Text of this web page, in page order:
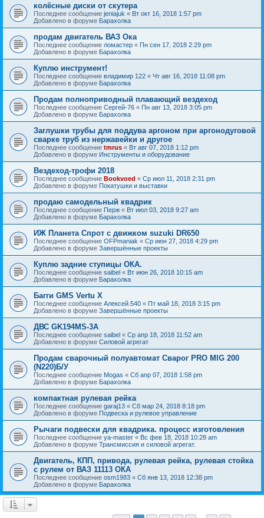
колёсные диски от скутера
Последнее сообщение jeniajuk « Вт окт 16, 2018 1:57 pm
Добавлено в форуме Барахолка
продам двигатель ВАЗ Ока
Последнее сообщение ломастер « Пн сен 17, 2018 2:29 pm
Добавлено в форуме Барахолка
Куплю инструмент!
Последнее сообщение владимир 122 « Чт авг 16, 2018 11:08 pm
Добавлено в форуме Барахолка
Продам полноприводный плавающий вездеход
Последнее сообщение Сергей-76 « Пн авг 13, 2018 3:05 pm
Добавлено в форуме Барахолка
Заглушки трубы для поддува аргоном при аргонодуговой
сварке труб из нержавейки и другое
Последнее сообщение tmrus « Вт авг 07, 2018 1:12 pm
Добавлено в форуме Инструменты и оборудование
Вездеход-трофи 2018
Последнее сообщение Bookvoed « Ср июл 11, 2018 2:31 pm
Добавлено в форуме Покатушки и выставки
продаю самодельный квадрик
Последнее сообщение Перж « Вт июл 03, 2018 9:27 am
Добавлено в форуме Барахолка
ИЖ Планета Спрот с движком suzuki DR650
Последнее сообщение OFPmaniak « Ср июн 27, 2018 4:29 pm
Добавлено в форуме Завершённые проекты
Куплю задние ступицы ОКА.
Последнее сообщение saibel « Вт июн 26, 2018 10:15 am
Добавлено в форуме Барахолка
Багги GMS Vertu X
Последнее сообщение Алексей.540 « Пт май 18, 2018 3:15 pm
Добавлено в форуме Завершённые проекты
ДВС GK194MS-3A
Последнее сообщение saibel « Ср апр 18, 2018 11:52 am
Добавлено в форуме Силовой агрегат
Продам сварочный полуавтомат Сварог PRO MIG 200
(N220)Б/У
Последнее сообщение Mogas « Сб апр 07, 2018 1:58 pm
Добавлено в форуме Барахолка
компактная рулевая рейка
Последнее сообщение garaj13 « Сб мар 24, 2018 8:18 pm
Добавлено в форуме Подвеска и рулевое управление
Рычаги подвески для квадрика. процесс изготовления
Последнее сообщение ya-master « Вс фев 18, 2018 10:28 am
Добавлено в форуме Трансмиссия и силовой агрегат.
Двигатель, КПП, привода, рулевая рейка, рулевая стойка
с рулем от ВАЗ 11113 ОКА
Последнее сообщение osm1983 « Сб янв 13, 2018 12:38 pm
Добавлено в форуме Барахолка